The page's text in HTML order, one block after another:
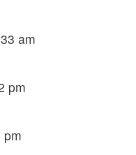
am
pm
pm